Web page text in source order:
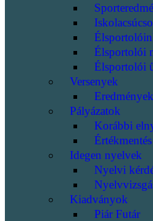
Élsportolói
Élsportolói
Versenyek
Eredmények
Pályázatok
Korábbi
Idegen nyelvek
Nyelvi
Kiadványok
Piár Futár